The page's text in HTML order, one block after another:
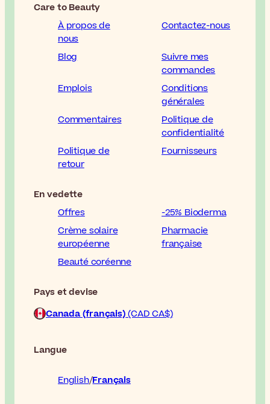
Care to Beauty
À propos de
nous
Contactez-nous
Blog
Suivre mes
commandes
Emplois
Conditions
générales
Commentaires
Politique de
confidentialité
Politique de
retour
Fournisseurs
En vedette
Offres
-25% Bioderma
Crème solaire
européenne
Pharmacie
française
Beauté coréenne
Pays et devise
Canada (français)(CAD CA$)
Langue
English Français